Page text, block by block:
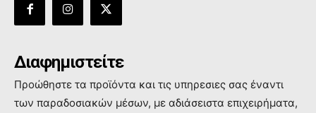
Διαφημιστείτε
Προώθηστε τα προϊόντα και τις υπηρεσιες σας έναντι
των παραδοσιακών μέσων, με αδιάσειστα επιχειρήματα,